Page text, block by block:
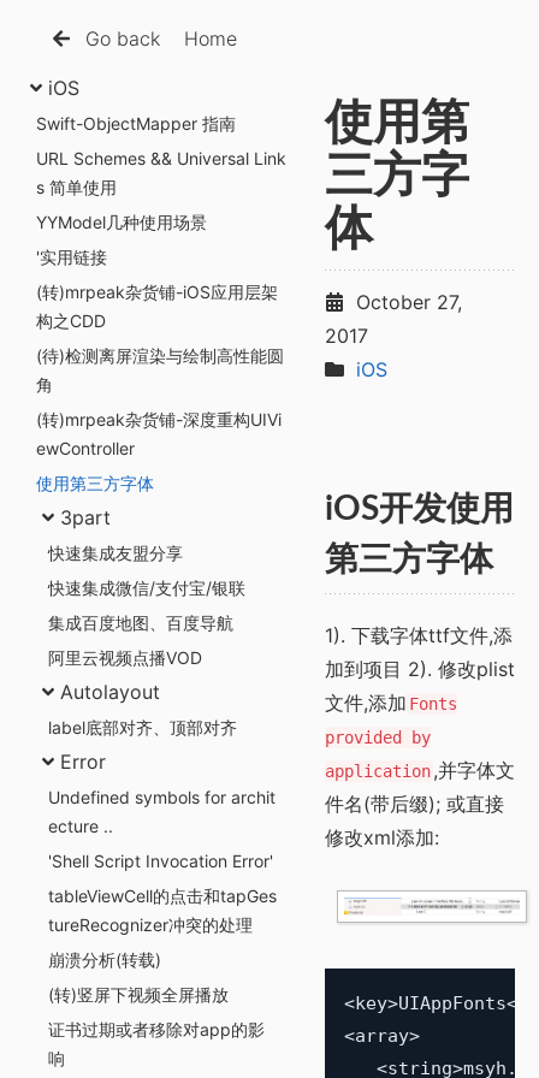
Go back Home
iOS
Swift-ObjectMapper 指南
URL Schemes && Universal Link
s 简单使用
YYModel几种使用场景
'实用链接
(转)mrpeak杂货铺-iOS应用层架
构之CDD
(待)检测离屏渲染与绘制高性能圆
角
(转)mrpeak杂货铺-深度重构UIVi
ewController
使用第三方字体
3part
快速集成友盟分享
快速集成微信/支付宝/银联
集成百度地图、百度导航
阿里云视频点播VOD
Autolayout
label底部对齐、顶部对齐
Error
Undefined symbols for archit
ecture ..
'Shell Script Invocation Error'
tableViewCell的点击和tapGes
tureRecognizer冲突的处理
崩溃分析(转载)
(转)竖屏下视频全屏播放
证书过期或者移除对app的影
响
使用第
三方字
体
October 27,
2017
iOS
iOS开发使用
第三方字体
1). 下载字体ttf文件,添
加到项目 2). 修改plist
文件,添加 Fonts
provided by
application,并字体文
件名(带后缀); 或直接
修改xml添加:
<key>UIAppFonts</
<array>